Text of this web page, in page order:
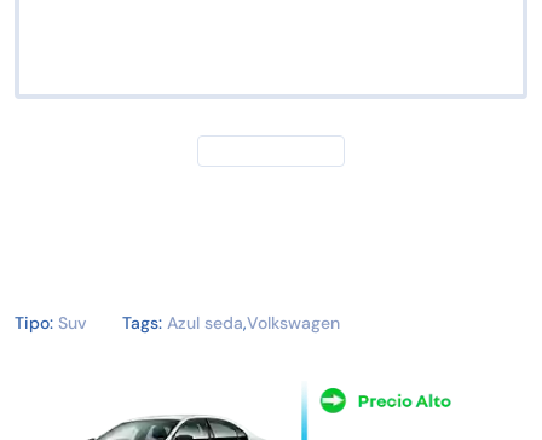
Tipo: Suv Tags: Azul seda,Volkswagen